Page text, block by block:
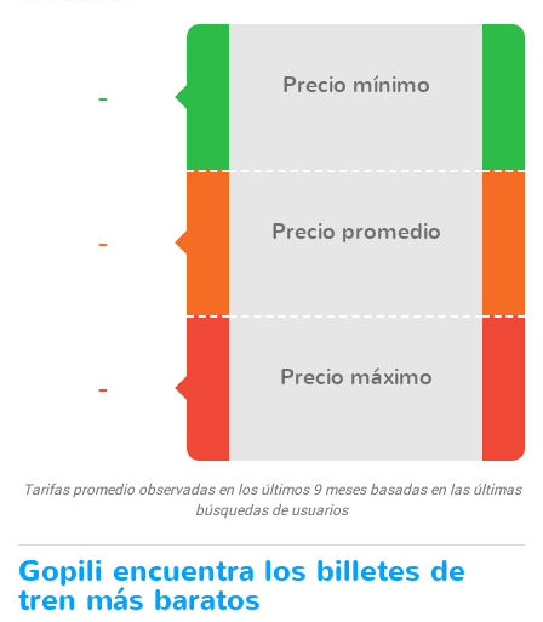
-
-
-
Precio mínimo
Precio promedio
Precio máximo
Tarifas promedio observadas en los últimos 9 meses basadas en las últimas
búsquedas de usuarios
Gopili encuentra los billetes de
tren más baratos